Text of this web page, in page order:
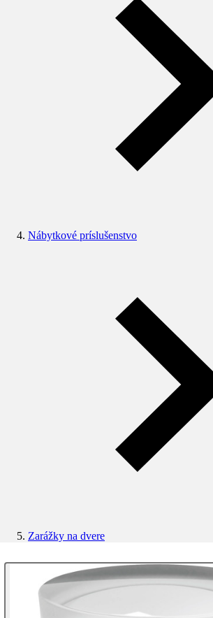
Nábytkové príslušenstvo
Zarážky na dvere